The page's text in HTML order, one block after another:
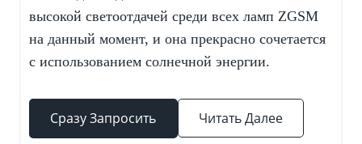
высокой светоотдачей среди всех ламп ZGSM
на данный момент, и она прекрасно сочетается
с использованием солнечной энергии.
Сразу Запросить Читать Далее